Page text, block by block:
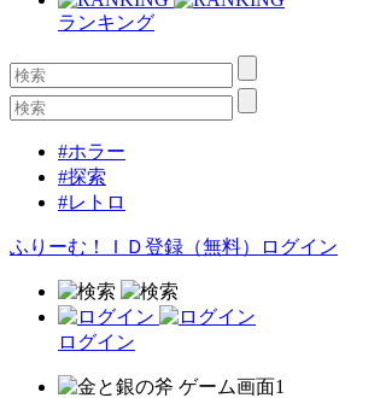
ランキング
#ホラー
#探索
#レトロ
ふりーむ！ＩＤ登録（無料） ログイン
ログイン